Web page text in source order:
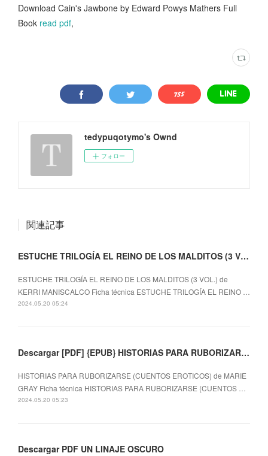
Download Cain's Jawbone by Edward Powys Mathers Full
Book read pdf,
tedypuqotymo's Ownd
フォロー
関連記事
ESTUCHE TRILOGÍA EL REINO DE LOS MALDITOS (3 VOL.) leer el libro
ESTUCHE TRILOGÍA EL REINO DE LOS MALDITOS (3 VOL.) de
KERRI MANISCALCO Ficha técnica ESTUCHE TRILOGÍA EL REINO …
2024.05.20 05:24
Descargar [PDF] {EPUB} HISTORIAS PARA RUBORIZARSE (CUENTOS EROTICOS)
HISTORIAS PARA RUBORIZARSE (CUENTOS EROTICOS) de MARIE
GRAY Ficha técnica HISTORIAS PARA RUBORIZARSE (CUENTOS …
2024.05.20 05:23
Descargar PDF UN LINAJE OSCURO